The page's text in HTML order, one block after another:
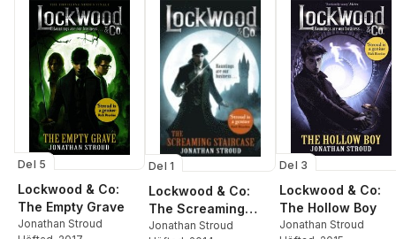
Del 5
Lockwood & Co:
The Empty Grave
Jonathan Stroud
Del 1
Lockwood & Co:
The Screaming
Staircase
Jonathan Stroud
Del 3
Lockwood & Co:
The Hollow Boy
Jonathan Stroud